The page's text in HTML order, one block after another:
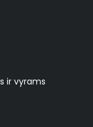
ir vyrams